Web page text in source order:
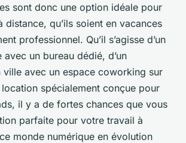
sont donc une option idéale pour
distance, qu’ils soient en vacances
professionnel. Qu’il s’agisse d’un
un bureau dédié, d’un
ville avec un espace coworking sur
location spécialement conçue pour
il y a de fortes chances que vous
parfaite pour votre travail à
monde numérique en évolution